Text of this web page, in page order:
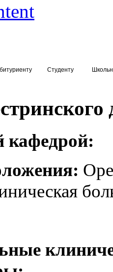
Студенту
кафедрой: